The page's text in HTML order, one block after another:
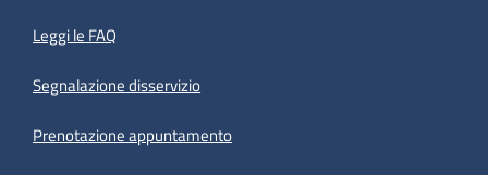
Leggi le FAQ
Segnalazione disservizio
Prenotazione appuntamento